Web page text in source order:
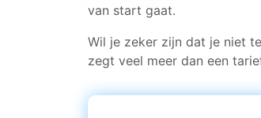
van start gaat.
Wil je zeker zijn dat je niet
zegt veel meer dan een